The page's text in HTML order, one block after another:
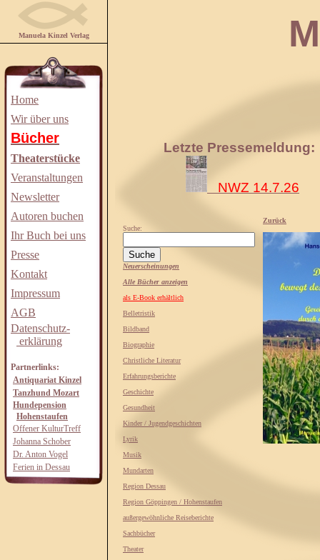
Manuela Kinzel Verlag
Home
Wir über uns
Bücher
Theaterstücke
Veranstaltungen
Newsletter
Autoren buchen
Ihr Buch bei uns
Presse
Kontakt
Impressum
AGB
Datenschutz-
erklärung
Partnerlinks:
Antiquariat Kinzel
Tanzhund Mozart
Hundepension
Hohenstaufen
Offener KulturTreff
Johanna Schober
Dr. Anton Vogel
Ferien in Dessau
Letzte Pressemeldung:
NWZ 14.7.26
Suche:
Neuerscheinungen
Alle Bücher anzeigen
als E-Book erhältlich
Belletristik
Bildband
Biographie
Christliche Literatur
Erfahrungsberichte
Geschichte
Gesundheit
Kinder / Jugendgeschichten
Lyrik
Musik
Mundarten
Region Dessau
Region Göppingen / Hohenstaufen
außergewöhnliche Reiseberichte
Sachbücher
Theater
Zurück